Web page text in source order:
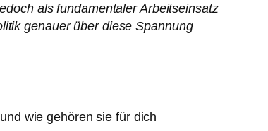
als fundamentaler Arbeitseinsatz
genauer über diese Spannung
wie gehören sie für dich